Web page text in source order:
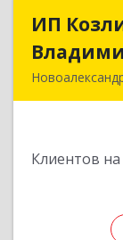
ИП
Клиентов